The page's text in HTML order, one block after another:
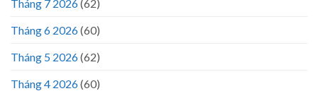
Tháng 7 2026(62)
Tháng 6 2026(60)
Tháng 5 2026(62)
Tháng 4 2026(60)